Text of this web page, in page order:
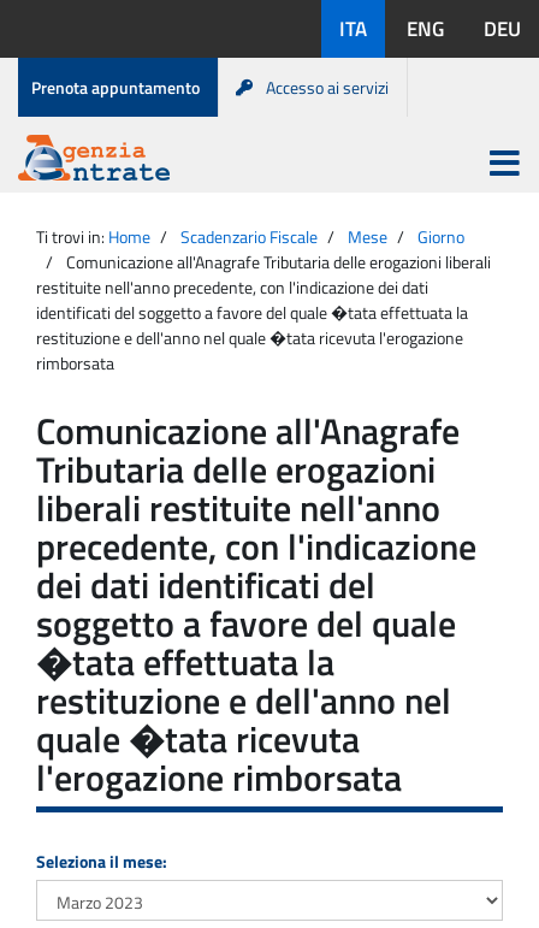
contenuto
disponibili:
ITA ENG DEU
Menu
di
servizio
Prenota appuntamento Accesso ai servizi
Agenzia
Entrate
Apri
menu
principale
Ti trovi in: Home Scadenzario Fiscale Mese
Giorno
Comunicazione all'Anagrafe Tributaria delle erogazioni liberali
restituite nell'anno precedente, con l'indicazione dei dati
identificati del soggetto a favore del quale �tata effettuata la
restituzione e dell'anno nel quale �tata ricevuta l'erogazione
rimborsata
Comunicazione all'Anagrafe
Tributaria delle erogazioni
liberali restituite nell'anno
precedente, con l'indicazione
dei dati identificati del
soggetto a favore del quale
�tata effettuata la
restituzione e dell'anno nel
quale �tata ricevuta
l'erogazione rimborsata
Seleziona il mese: